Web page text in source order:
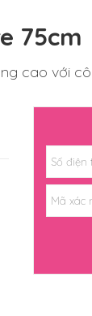
75cm
cao với